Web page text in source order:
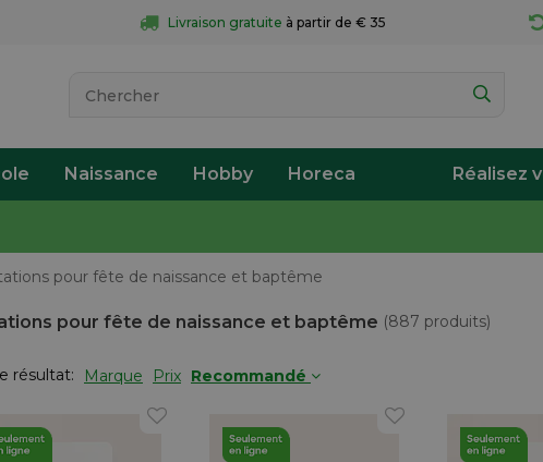
Livraison gratuite à partir de € 35
Naissance Hobby Horeca Réalisez
pour fête de naissance et baptême
pour fête de naissance et baptême (887 produits)
résultat: Marque Prix Recommandé